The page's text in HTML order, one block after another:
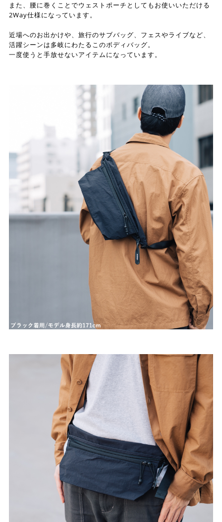
また、腰に巻くことでウェストポーチとしてもお使いいただける
2Way仕様になっています。
近場へのお出かけや、旅行のサブバッグ、フェスやライブなど、
活躍シーンは多岐にわたるこのボディバッグ。
一度使うと手放せないアイテムになっています。